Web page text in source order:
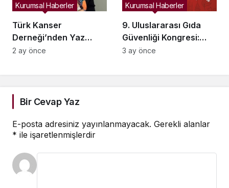
Türk Kanser
Derneği’nden Yaz
Aylarında Beslenme ve
Kurumsal Haberler
2 ay önce
9. Uluslararası Gıda
Güvenliği Kongresi:
Gıda ve Sağlık
Kurumsal Haberler
3 ay önce
Bir Cevap Yaz
E-posta adresiniz yayınlanmayacak. Gerekli alanlar
* ile işaretlenmişlerdir